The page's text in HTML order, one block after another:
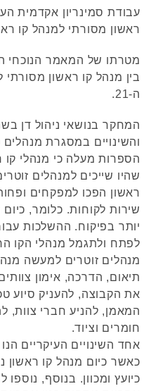
עבודת סמינריון אקדמית
ראשון מסורתי למנהל קו
מטרתו של המאמר הנוכחי
בין מנהל קו ראשון
ה-21.
המחקר בנושאי ניהול דן
והשינויים במסגרת מנהלים
הספרות מעלה כי מנהלי קו
שהיו שייכים למנהלים
ראשון הפכו למפקחים
שירות לקוחות. כלומר,
יותר בפיקוח. ההשלכות
לפתח ולתגמל מנהלי הקו
מנהלים זוטרים למעשה
תיאום, הדרכה, אימון
את הקבוצה, להעניק סיוע
המאמן, להניע חברי צוות,
חומרים וציוד.
אחד השינויים העיקריים
כאשר כיום מנהל קו
כיועץ ומכוון. בנוסף,